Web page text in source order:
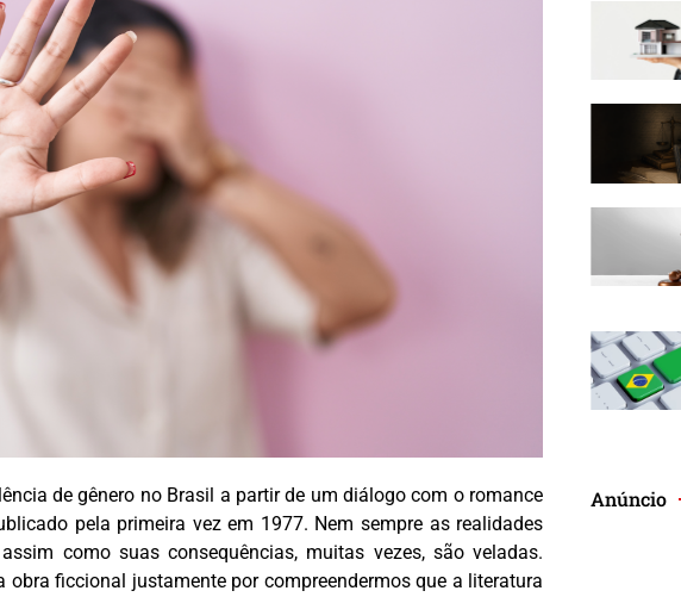
de gênero no Brasil a partir de um diálogo com o romance
pela primeira vez em 1977. Nem sempre as realidades
como suas consequências, muitas vezes, são veladas.
ficcional justamente por compreendermos que a literatura
Anúncio